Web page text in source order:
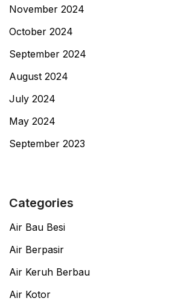
November 2024
October 2024
September 2024
August 2024
July 2024
May 2024
September 2023
Categories
Air Bau Besi
Air Berpasir
Air Keruh Berbau
Air Kotor